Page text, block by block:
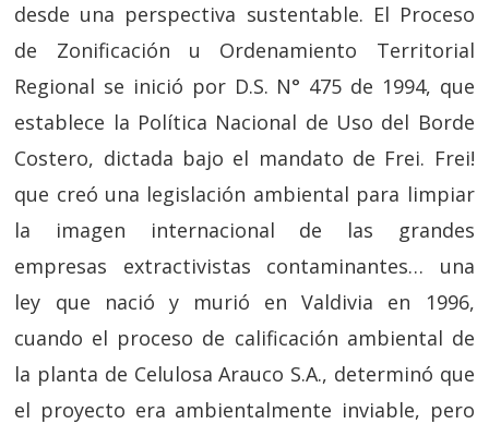
desde una perspectiva sustentable. El Proceso
de Zonificación u Ordenamiento Territorial
Regional se inició por D.S. N° 475 de 1994, que
establece la Política Nacional de Uso del Borde
Costero, dictada bajo el mandato de Frei. Frei!
que creó una legislación ambiental para limpiar
la imagen internacional de las grandes
empresas extractivistas contaminantes… una
ley que nació y murió en Valdivia en 1996,
cuando el proceso de calificación ambiental de
la planta de Celulosa Arauco S.A., determinó que
el proyecto era ambientalmente inviable, pero